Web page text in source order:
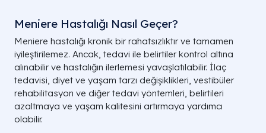
Meniere Hastalığı Nasıl Geçer?
Meniere hastalığı kronik bir rahatsızlıktır ve tamamen
iyileştirilemez. Ancak, tedavi ile belirtiler kontrol altına
alınabilir ve hastalığın ilerlemesi yavaşlatılabilir. İlaç
tedavisi, diyet ve yaşam tarzı değişiklikleri, vestibüler
rehabilitasyon ve diğer tedavi yöntemleri, belirtileri
azaltmaya ve yaşam kalitesini artırmaya yardımcı
olabilir.